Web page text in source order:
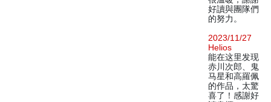
好讀與團隊們
的努力。
2023/11/27
Helios
能在这里发现
赤川次郎、鬼
马星和高羅佩
的作品，太驚
喜了！感謝好